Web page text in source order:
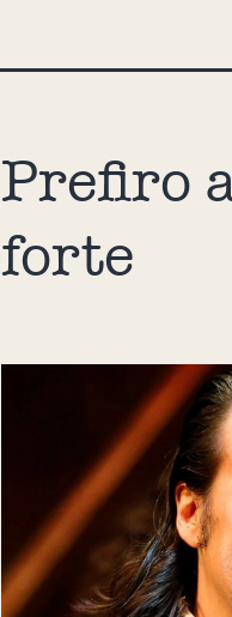
Prefiro
forte